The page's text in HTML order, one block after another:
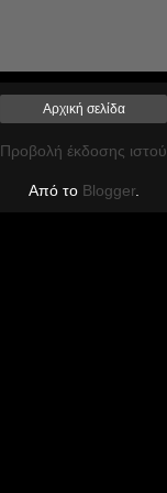
Αρχική σελίδα
Προβολή έκδοσης ιστού
Από το Blogger.